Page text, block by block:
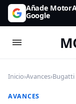
Añade
Google
Inicio›Avances›Bugatti
AVANCES